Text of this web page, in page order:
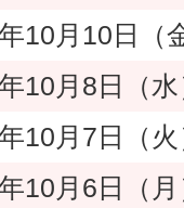
10月10日（
10月8日（
10月7日（
10月6日（